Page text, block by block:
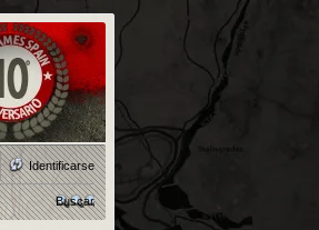
Identificarse
Buscar